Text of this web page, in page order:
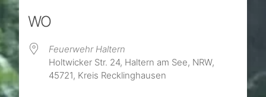
WO
Feuerwehr Haltern
Holtwicker Str. 24, Haltern am See, NRW,
45721, Kreis Recklinghausen